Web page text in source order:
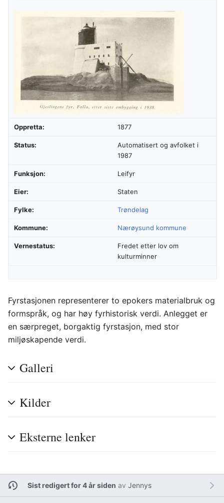
Oppretta: 1877
Status:
Automatisert og avfolket i
1987
Funksjon: Leifyr
Eier: Staten
Fylke: Trøndelag
Kommune: Nærøysund kommune
Vernestatus:
Fredet etter lov om
kulturminner
Fyrstasjonen representerer to epokers materialbruk og
formspråk, og har høy fyrhistorisk verdi. Anlegget er
en særpreget, borgaktig fyrstasjon, med stor
miljøskapende verdi.
Galleri
Kilder
Eksterne lenker
Sist redigert for 4 år siden av Jennys